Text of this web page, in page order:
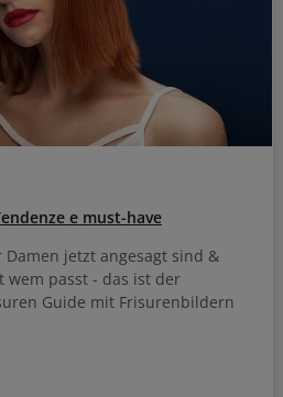
e must-have
jetzt angesagt sind &
wem passt - das ist der
Guide mit Frisurenbildern